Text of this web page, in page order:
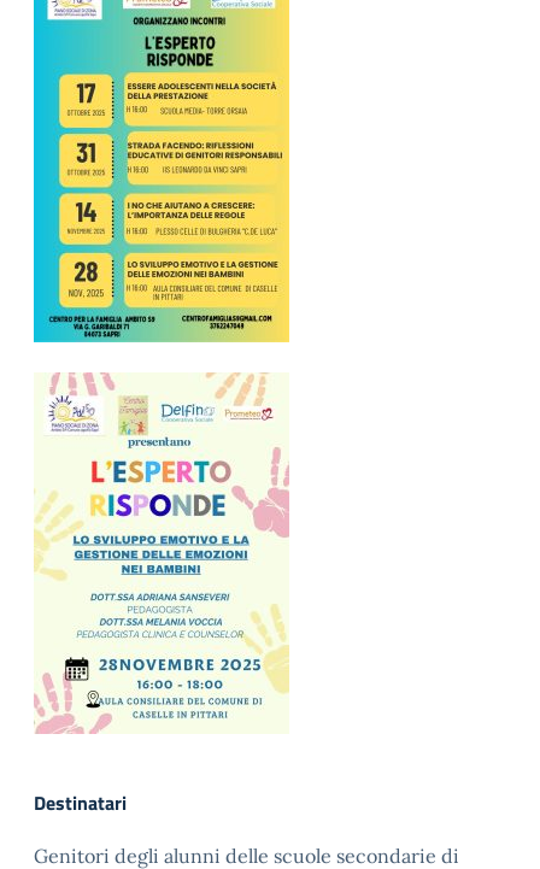
Destinatari
Genitori degli alunni delle scuole secondarie di